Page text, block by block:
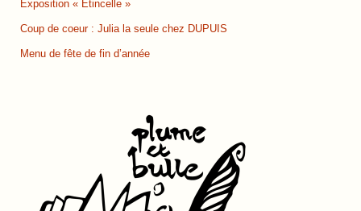
Exposition « Étincelle »
Coup de coeur : Julia la seule chez DUPUIS
Menu de fête de fin d’année